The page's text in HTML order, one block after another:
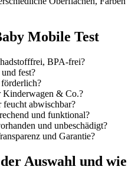
Mobile Test
BPA-frei?
fest?
& Co.?
feucht abwischbar?
und funktional?
und unbeschädigt?
und Garantie?
Auswahl und wie